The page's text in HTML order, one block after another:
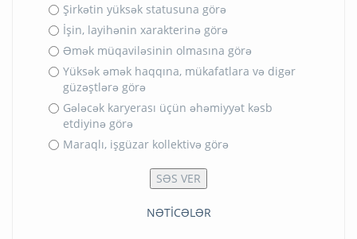
Şirkətin yüksək statusuna görə
İşin, layihənin xarakterinə görə
Əmək müqaviləsinin olmasına görə
Yüksək əmək haqqına, mükafatlara və digər
güzəştlərə görə
Gələcək karyerası üçün əhəmiyyət kəsb
etdiyinə görə
Maraqlı, işgüzar kollektivə görə
NƏTİCƏLƏR